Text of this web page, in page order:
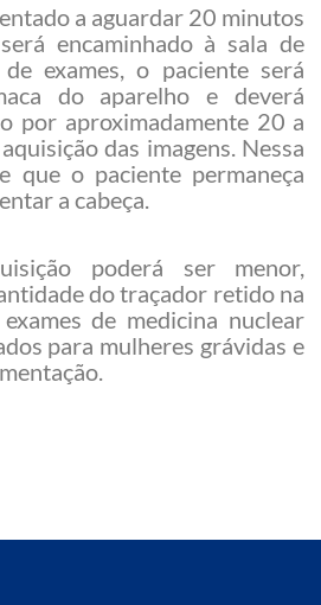
a aguardar 20 minutos
encaminhado à sala de
exames, o paciente será
do aparelho e deverá
por aproximadamente 20 a
das imagens. Nessa
que o paciente permaneça
a cabeça.
poderá ser menor,
do traçador retido na
de medicina nuclear
para mulheres grávidas e